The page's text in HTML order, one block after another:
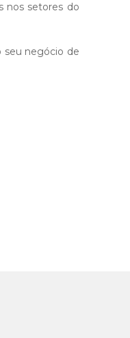
nos setores do
seu negócio de